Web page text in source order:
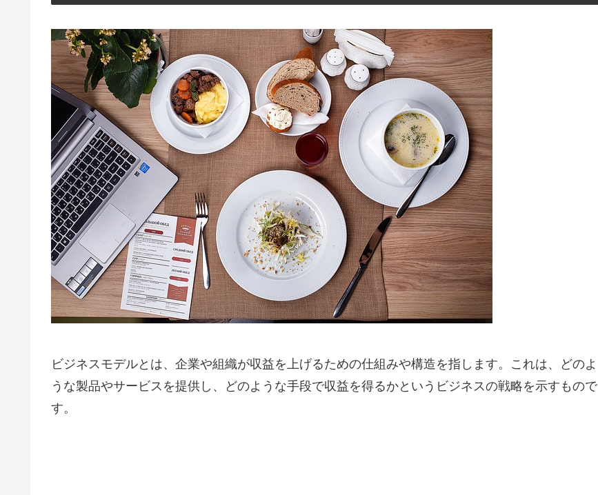
ビジネスモデルとは、企業や組織が収益を上げるための仕組みや構造を指します。これは、どのよ
うな製品やサービスを提供し、どのような手段で収益を得るかというビジネスの戦略を示すもので
す。